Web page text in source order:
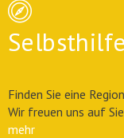
Finden Sie eine
Wir freuen uns auf
mehr